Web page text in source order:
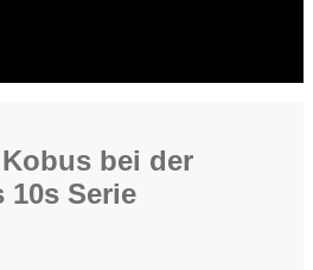
bei der
10s Serie